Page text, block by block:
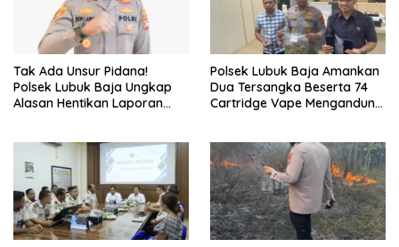
Tak Ada Unsur Pidana!
Polsek Lubuk Baja Ungkap
Alasan Hentikan Laporan
Polsek Lubuk Baja Amankan
Dua Tersangka Beserta 74
Cartridge Vape Mengandung